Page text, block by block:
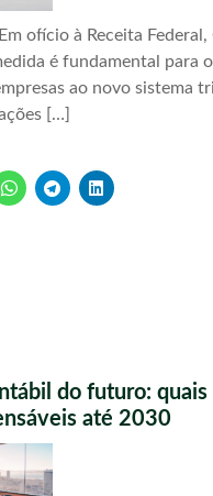
ofício à Receita
é fundamental para
ao novo sistema
[…]
do futuro:
até 2030